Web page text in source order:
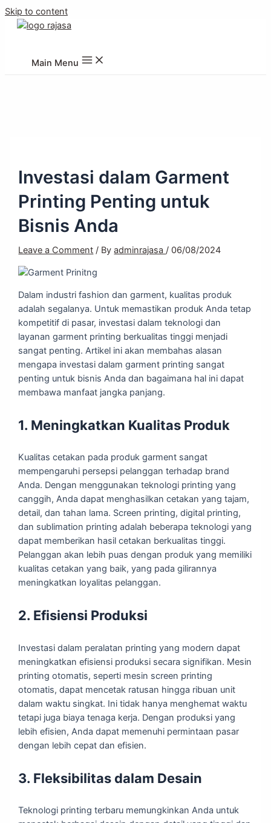
Skip to content
Main Menu
Investasi dalam Garment
Printing Penting untuk
Bisnis Anda
Leave a Comment / Byadminrajasa/06/08/2024
Dalam industri fashion dan garment, kualitas produk
adalah segalanya. Untuk memastikan produk Anda tetap
kompetitif di pasar, investasi dalam teknologi dan
layanan garment printing berkualitas tinggi menjadi
sangat penting. Artikel ini akan membahas alasan
mengapa investasi dalam garment printing sangat
penting untuk bisnis Anda dan bagaimana hal ini dapat
membawa manfaat jangka panjang.
1. Meningkatkan Kualitas Produk
Kualitas cetakan pada produk garment sangat
mempengaruhi persepsi pelanggan terhadap brand
Anda. Dengan menggunakan teknologi printing yang
canggih, Anda dapat menghasilkan cetakan yang tajam,
detail, dan tahan lama. Screen printing, digital printing,
dan sublimation printing adalah beberapa teknologi yang
dapat memberikan hasil cetakan berkualitas tinggi.
Pelanggan akan lebih puas dengan produk yang memiliki
kualitas cetakan yang baik, yang pada gilirannya
meningkatkan loyalitas pelanggan.
2. Efisiensi Produksi
Investasi dalam peralatan printing yang modern dapat
meningkatkan efisiensi produksi secara signifikan. Mesin
printing otomatis, seperti mesin screen printing
otomatis, dapat mencetak ratusan hingga ribuan unit
dalam waktu singkat. Ini tidak hanya menghemat waktu
tetapi juga biaya tenaga kerja. Dengan produksi yang
lebih efisien, Anda dapat memenuhi permintaan pasar
dengan lebih cepat dan efisien.
3. Fleksibilitas dalam Desain
Teknologi printing terbaru memungkinkan Anda untuk